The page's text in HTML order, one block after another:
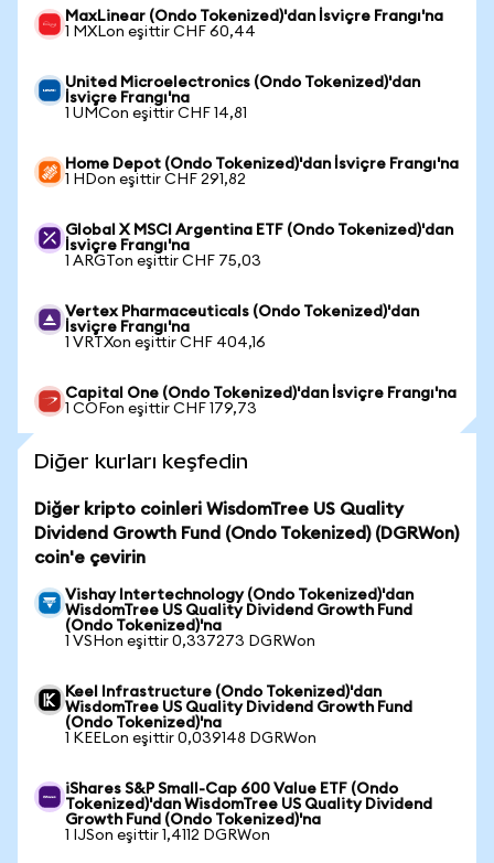
MaxLinear (Ondo Tokenized)'dan İsviçre Frangı'na
1 MXLon eşittir CHF 60,44
United Microelectronics (Ondo Tokenized)'dan
İsviçre Frangı'na
1 UMCon eşittir CHF 14,81
Home Depot (Ondo Tokenized)'dan İsviçre Frangı'na
1 HDon eşittir CHF 291,82
Global X MSCI Argentina ETF (Ondo Tokenized)'dan
İsviçre Frangı'na
1 ARGTon eşittir CHF 75,03
Vertex Pharmaceuticals (Ondo Tokenized)'dan
İsviçre Frangı'na
1 VRTXon eşittir CHF 404,16
Capital One (Ondo Tokenized)'dan İsviçre Frangı'na
1 COFon eşittir CHF 179,73
Diğer kurları keşfedin
Diğer kripto coinleri WisdomTree US Quality
Dividend Growth Fund (Ondo Tokenized) (DGRWon)
coin'e çevirin
Vishay Intertechnology (Ondo Tokenized)'dan
WisdomTree US Quality Dividend Growth Fund
(Ondo Tokenized)'na
1 VSHon eşittir 0,337273 DGRWon
Keel Infrastructure (Ondo Tokenized)'dan
WisdomTree US Quality Dividend Growth Fund
(Ondo Tokenized)'na
1 KEELon eşittir 0,039148 DGRWon
iShares S&P Small-Cap 600 Value ETF (Ondo
Tokenized)'dan WisdomTree US Quality Dividend
Growth Fund (Ondo Tokenized)'na
1 IJSon eşittir 1,4112 DGRWon